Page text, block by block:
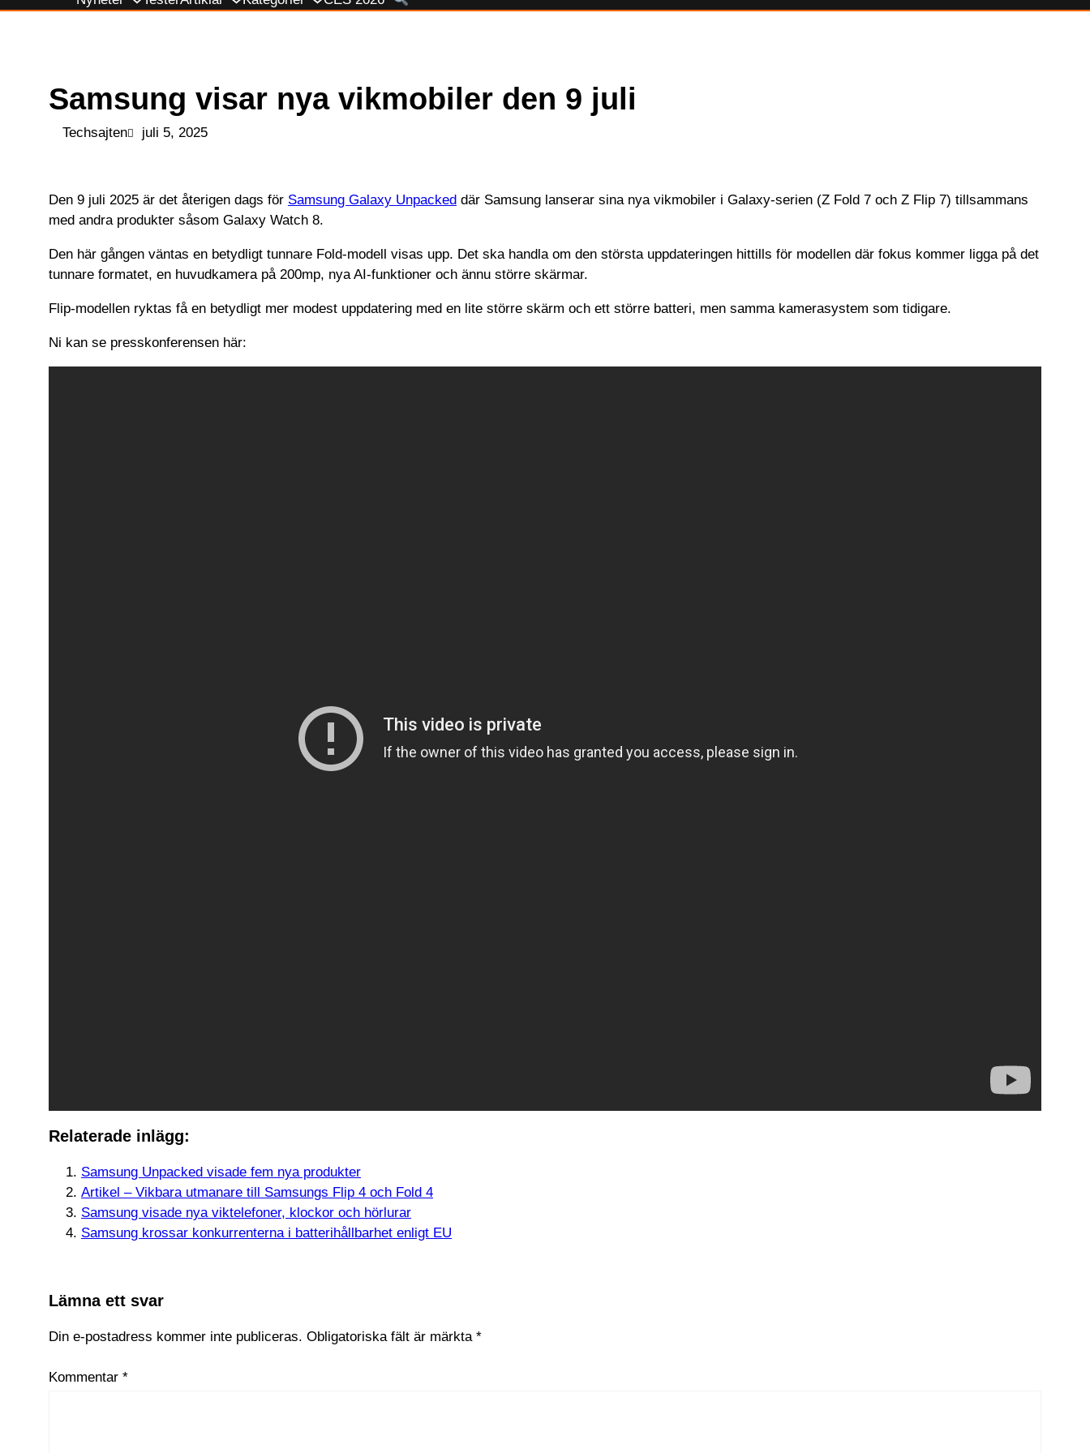
till
Samsung visar nya vikmobiler den 9 juli
Techsajten juli 5, 2025
Den 9 juli 2025 är det återigen dags för Samsung Galaxy Unpacked där Samsung lanserar sina nya vikmobiler i Galaxy-serien (Z Fold 7 och Z Flip 7) tillsammans
med andra produkter såsom Galaxy Watch 8.
Den här gången väntas en betydligt tunnare Fold-modell visas upp. Det ska handla om den största uppdateringen hittills för modellen där fokus kommer ligga på det
tunnare formatet, en huvudkamera på 200mp, nya AI-funktioner och ännu större skärmar.
Flip-modellen ryktas få en betydligt mer modest uppdatering med en lite större skärm och ett större batteri, men samma kamerasystem som tidigare.
Ni kan se presskonferensen här:
Relaterade inlägg:
Samsung Unpacked visade fem nya produkter
Artikel – Vikbara utmanare till Samsungs Flip 4 och Fold 4
Samsung visade nya viktelefoner, klockor och hörlurar
Samsung krossar konkurrenterna i batterihållbarhet enligt EU
Lämna ett svar
Din e-postadress kommer inte publiceras. Obligatoriska fält är märkta *
Kommentar *